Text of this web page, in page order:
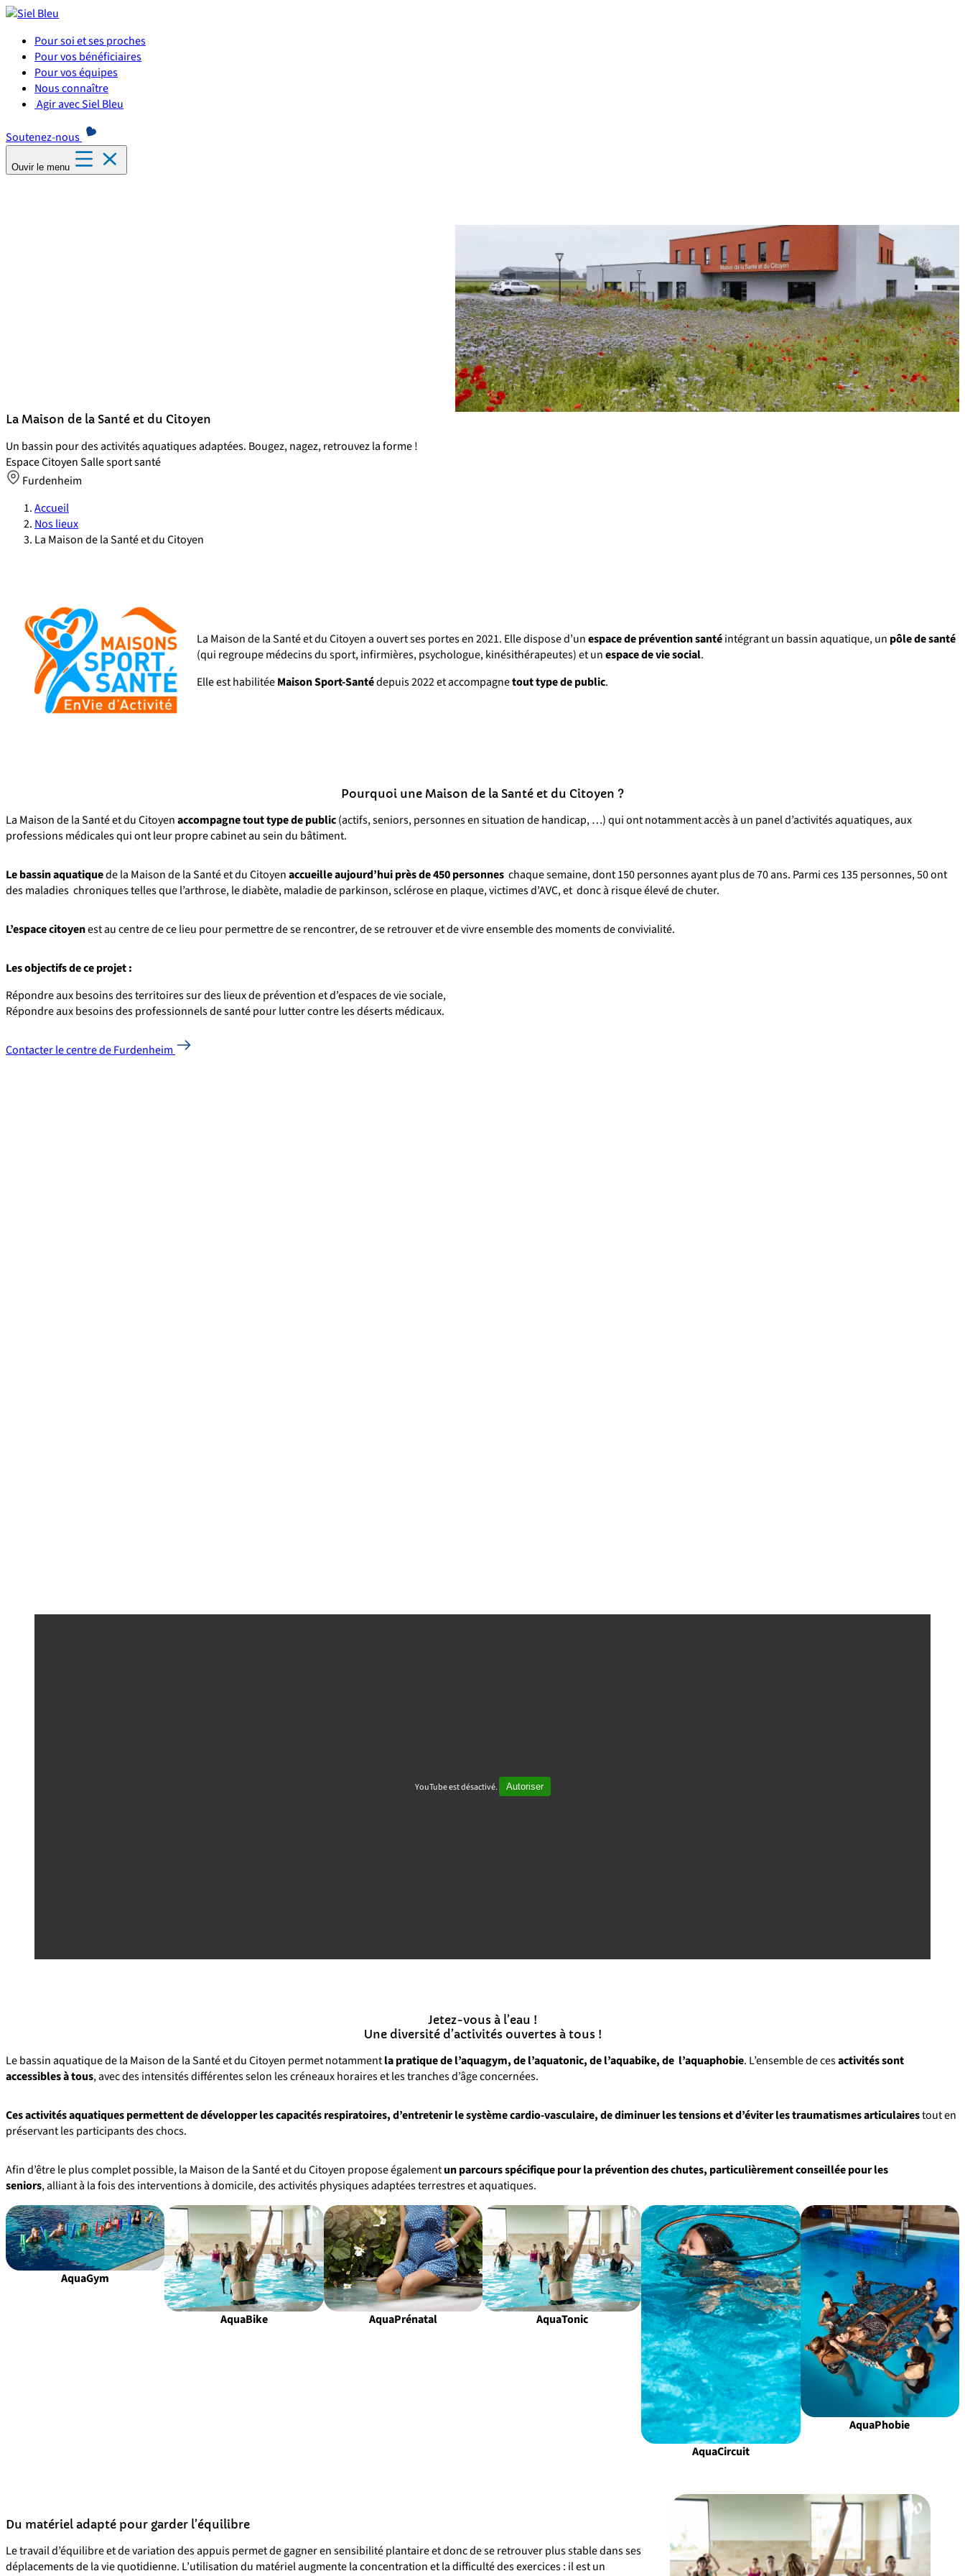
Pour soi et ses proches
Pour vos bénéficiaires
Pour vos équipes
Nous connaître
Agir avec Siel Bleu
Soutenez-nous
Ouvir le menu
La Maison de la Santé et du Citoyen
Un bassin pour des activités aquatiques adaptées. Bougez, nagez, retrouvez la forme !
Espace CitoyenSalle sport santé
Furdenheim
Accueil
Nos lieux
La Maison de la Santé et du Citoyen
La Maison de la Santé et du Citoyen a ouvert ses portes en 2021. Elle dispose d’unespace de prévention santéintégrant un bassin aquatique, un pôle de santé
(qui regroupe médecins du sport, infirmières, psychologue, kinésithérapeutes) et unespace de vie social.
Elle est habilitéeMaison Sport-Santédepuis 2022 et accompagnetout type de public.
Pourquoi une Maison de la Santé et du Citoyen ?
La Maison de la Santé et du Citoyenaccompagne tout type de public(actifs, seniors, personnes en situation de handicap, …) qui ont notamment accès à un panel d’activités aquatiques, aux
professions médicales qui ont leur propre cabinet au sein du bâtiment.
Le bassin aquatiquede la Maison de la Santé et du Citoyenaccueille aujourd’hui près de 450 personnes chaque semaine, dont 150 personnes ayant plus de 70 ans. Parmi ces 135 personnes, 50 ont
des maladies chroniques telles que l’arthrose, le diabète, maladie de parkinson, sclérose en plaque, victimes d’AVC, et donc à risque élevé de chuter.
L’espace citoyenest au centre de ce lieu pour permettre de se rencontrer, de se retrouver et de vivre ensemble des moments de convivialité.
Les objectifs de ce projet :
Répondre aux besoins des territoires sur des lieux de prévention et d’espaces de vie sociale,
Répondre aux besoins des professionnels de santé pour lutter contre les déserts médicaux.
Contacter le centre de Furdenheim
YouTube est désactivé. Autoriser
Jetez-vous à l’eau !
Une diversité d’activités ouvertes à tous !
Le bassin aquatique de la Maison de la Santé et du Citoyen permet notammentla pratique de l’aquagym, de l’aquatonic, de l’aquabike, de l’aquaphobie. L’ensemble de cesactivités sont
accessibles à tous, avec des intensités différentes selon les créneaux horaires et les tranches d’âge concernées.
Ces activités aquatiques permettent de développer les capacités respiratoires, d’entretenir le système cardio-vasculaire, de diminuer les tensions et d’éviter les traumatismes articulairestout en
préservant les participants des chocs.
Afin d’être le plus complet possible, la Maison de la Santé et du Citoyen propose égalementun parcours spécifique pour la prévention des chutes, particulièrement conseillée pour les
seniors, alliant à la fois des interventions à domicile, des activités physiques adaptées terrestres et aquatiques.
AquaGym
AquaBike AquaPrénatal AquaTonic
AquaCircuit
AquaPhobie
Du matériel adapté pour garder l’équilibre
Le travail d’équilibre et de variation des appuis permet de gagner en sensibilité plantaire et donc de se retrouver plus stable dans ses
déplacements de la vie quotidienne. L’utilisation du matériel augmente la concentration et la difficulté des exercices : il est un
Panneau de gestion des cookies